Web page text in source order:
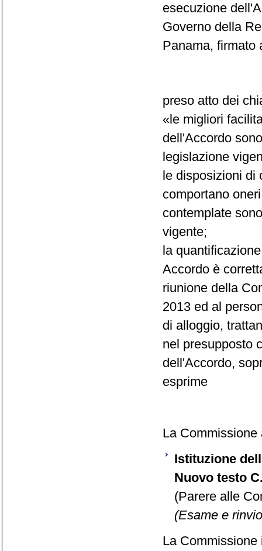
esecuzione
Governo della
Panama, firmato
preso atto dei
«le migliori
dell'Accordo
legislazione
le disposizioni di
comportano
contemplate
vigente;
la
Accordo è
riunione della
2013 ed al
di alloggio,
nel presupposto
dell'Accordo,
esprime
La Commissione
Istituzione
Nuovo testo
(Parere alle
(Esame e
La